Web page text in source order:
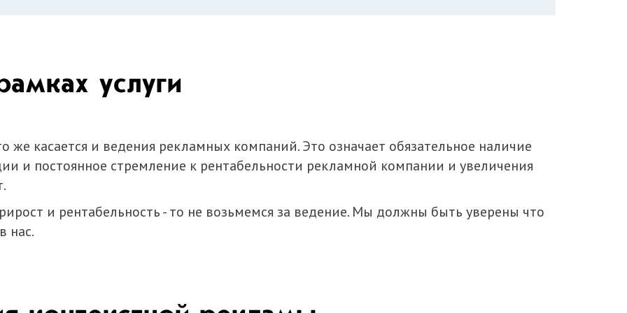
услуги
касается и ведения рекламных компаний. Это означает обязательное наличие
и постоянное стремление к рентабельности рекламной компании и увеличения
и рентабельность - то не возьмемся за ведение. Мы должны быть уверены что
нас.